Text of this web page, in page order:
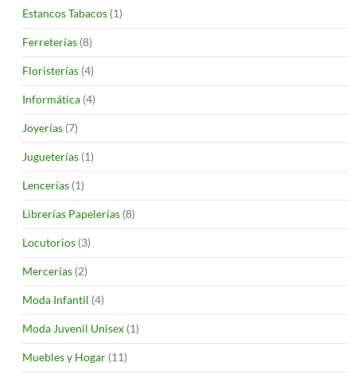
Estancos Tabacos (1)
Ferreterías (8)
Floristerías (4)
Informática (4)
Joyerías (7)
Jugueterías (1)
Lencerías (1)
Librerías Papelerías (8)
Locutorios (3)
Mercerías (2)
Moda Infantil (4)
Moda Juvenil Unisex (1)
Muebles y Hogar (11)